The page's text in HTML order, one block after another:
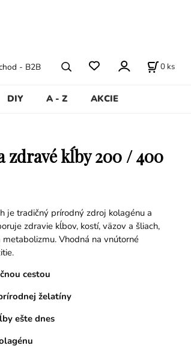
DIY A - Z AKCIE
- B2B 0 ks
zdravé kĺby 200 / 400
je tradičný prírodný zdroj kolagénu a
zdravie kĺbov, kostí, väzov a šliach,
Vhodná na vnútorné
cestou
želatíny
ešte dnes